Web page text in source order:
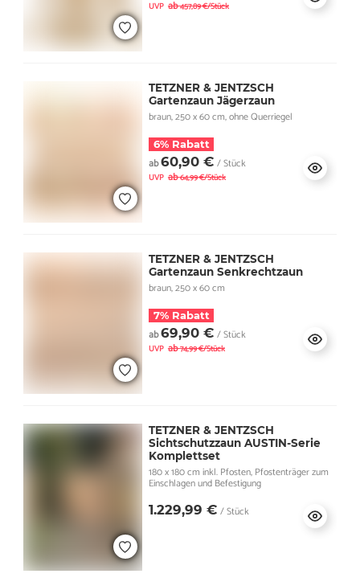
UVP ab457,89 €/Stück
TETZNER & JENTZSCH
Gartenzaun Jägerzaun
braun, 250 x 60 cm, ohne Querriegel
6% Rabatt
ab60,90 € / Stück
UVP ab64,99 €/Stück
TETZNER & JENTZSCH
Gartenzaun Senkrechtzaun
braun, 250 x 60 cm
7% Rabatt
ab69,90 € / Stück
UVP ab74,99 €/Stück
TETZNER & JENTZSCH
Sichtschutzzaun AUSTIN-Serie
Komplettset
180 x 180 cm inkl. Pfosten, Pfostenträger zum
Einschlagen und Befestigung
1.229,99 € / Stück